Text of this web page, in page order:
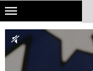
Skip
main
content
NATIONAL GEOGRAPHIC
TRAVELER